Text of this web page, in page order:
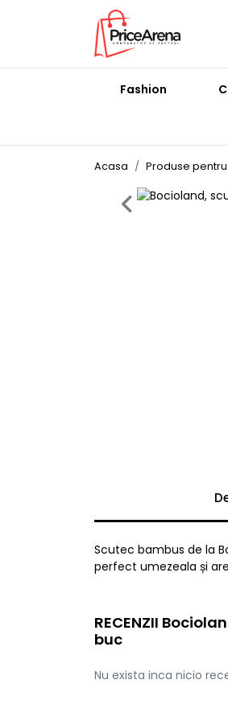
Fashion
Acasa Produse
Previous
Scutec bambus de la
perfect umezeala și
RECENZII
buc
Nu exista inca nicio